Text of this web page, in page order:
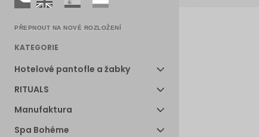
PŘEPNOUT NA NOVÉ ROZLOŽENÍ
KATEGORIE
Hotelové pantofle a žabky
RITUALS
Manufaktura
Spa Bohéme